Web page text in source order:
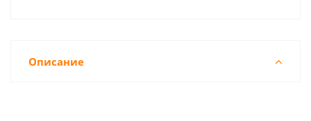
Описание